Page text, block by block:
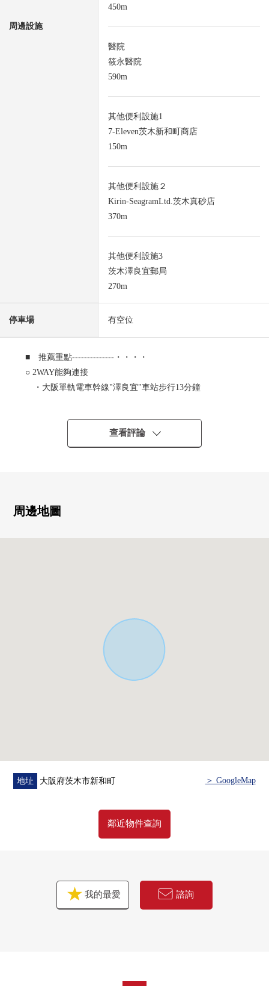
周邊設施
450m
醫院
筱永醫院
590m
其他便利設施1
7-Eleven茨木新和町商店
150m
其他便利設施２
Kirin-SeagramLtd.茨木真砂店
370m
其他便利設施3
茨木澤良宜郵局
270m
停車場 有空位
■ 推薦重點--------------・・・・
○ 2WAY能夠連接
・大阪單軌電車幹線"澤良宜"車站步行13分鐘
○ 土地面積53.86平方公尺
○ 建築面積78.97平方公尺
○ 家族容易互相見面的客廳樓梯
查看評論
周邊地圖
地址 大阪府茨木市新和町 ＞ GoogleMap
鄰近物件查詢
我的最愛 諮詢